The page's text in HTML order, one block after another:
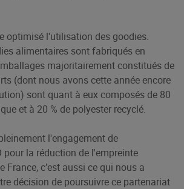
optimisé l'utilisation des goodies.
alimentaires sont fabriqués en
majoritairement constitués de
(dont nous avons cette année encore
sont quant à eux composés de 80
et à 20 % de polyester recyclé.
l'engagement de
pour la réduction de l'empreinte
France, c’est aussi ce qui nous a
décision de poursuivre ce partenariat